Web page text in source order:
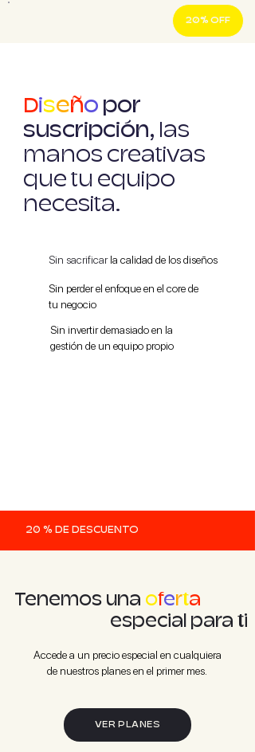
20% OFF
Diseño por
suscripción, las
manos creativas
que tu equipo
necesita.
Sin sacrificarla calidad de los diseños
Sin perder el enfoque en el core de
tu negocio
Sin invertir demasiado en la
gestión de un equipo propio
20 % DE DESCUENTO
Tenemos una oferta
especial para ti
Accede a un precio especial en cualquiera
de nuestros planes en el primer mes.
VER PLANES